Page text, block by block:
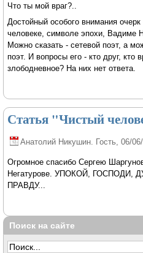
Что ты мой враг?..
Достойный особого внимания
человеке, символе эпохи, Вадиме
Можно сказать - сетевой поэт, а
поэт. И вопросы его - кто друг, кто
злободневное? На них нет ответа.
Статья "Чистый
Анатолий Никушин. Гость, 06/
Огромное спасибо Сергею
Негатурове. УПОКОЙ,
ПРАВДУ...
Поиск на сайте